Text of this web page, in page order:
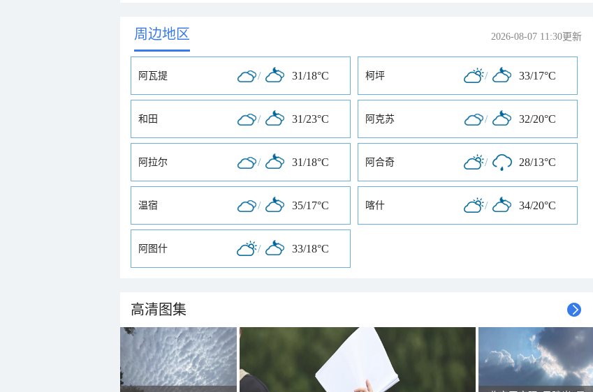
周边地区 2026-08-07 11:30更新
阿瓦提 / 31/18°C 柯坪 / 33/17°C
和田 / 31/23°C 阿克苏 / 32/20°C
阿拉尔 / 31/18°C 阿合奇 / 28/13°C
温宿 / 35/17°C 喀什 / 34/20°C
阿图什 / 33/18°C
高清图集